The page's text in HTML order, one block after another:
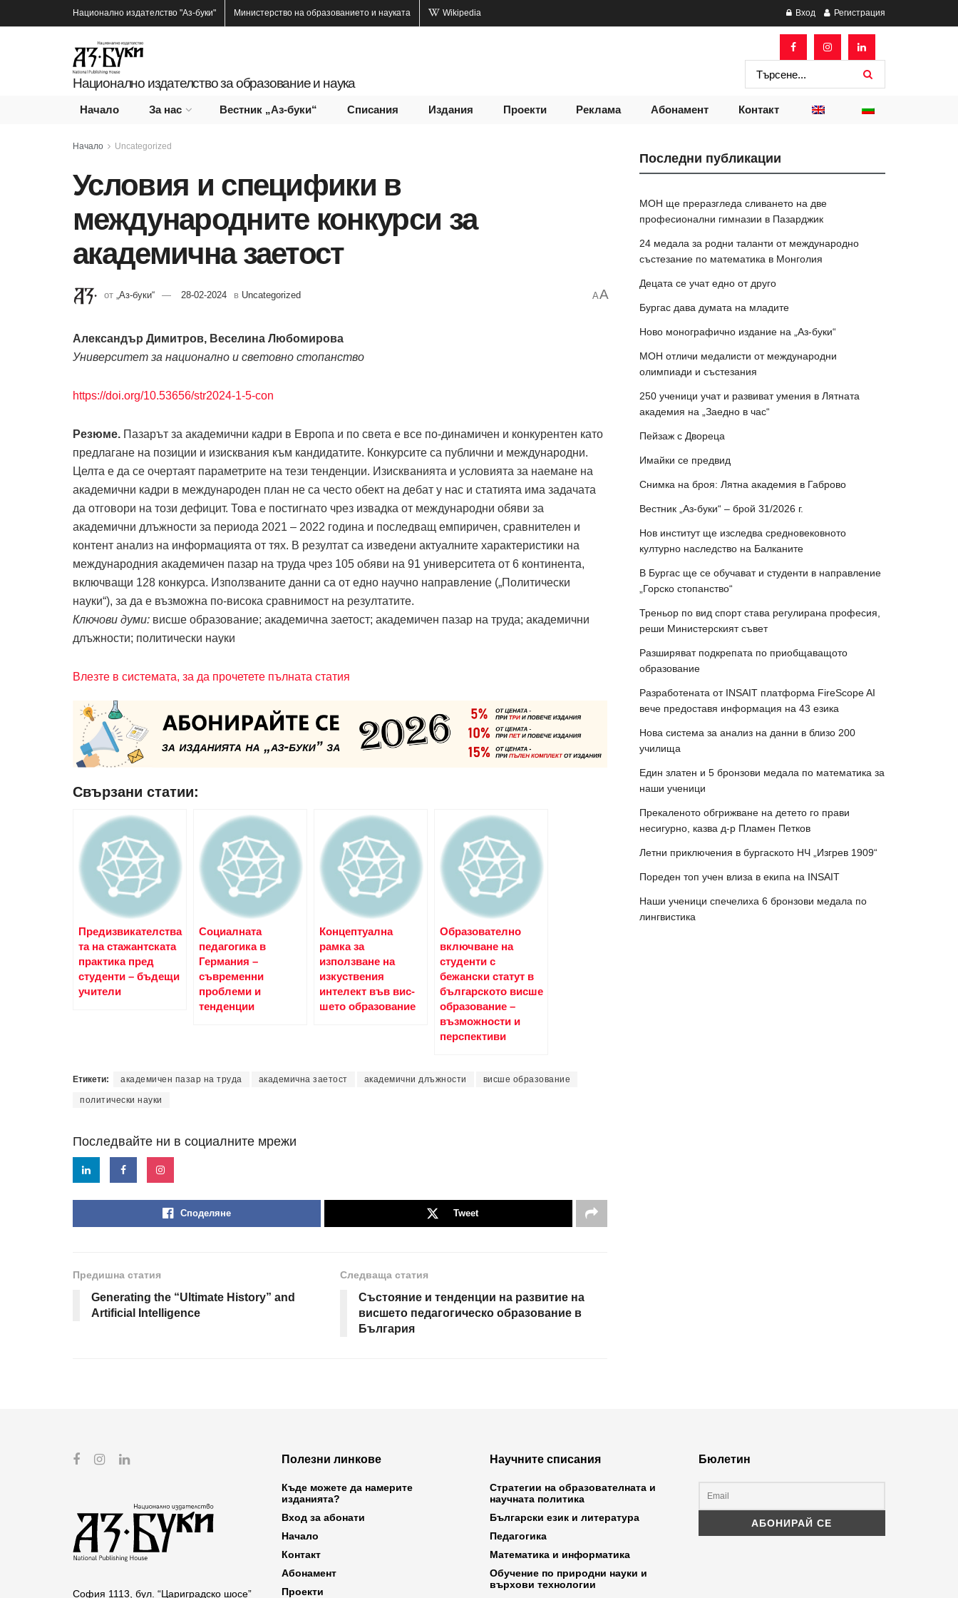
Национално издателство "Аз-буки" Министерство на образованието и науката Wikipedia Вход Регистрация
Национално издателство за образование и наука
Начало За нас Вестник „Аз-буки“ Списания Издания Проекти Реклама Абонамент Контакт
Начало Uncategorized
Условия и специфики в
международните конкурси за
академична заетост
от „Аз-буки“ 28-02-2024 в Uncategorized AA
Александър Димитров, Веселина Любомирова
Университет за национално и световно стопанство
https://doi.org/10.53656/str2024-1-5-con
Резюме. Пазарът за академични кадри в Европа и по света е все по-динамичен и конкурентен като
предлагане на позиции и изисквания към кандидатите. Конкурсите са публични и международни.
Целта е да се очертаят параметрите на тези тенденции. Изискванията и условията за наемане на
академични кадри в международен план не са често обект на дебат у нас и статията има задачата
да отговори на този дефицит. Това е постигнато чрез извадка от международни обяви за
академични длъжности за периода 2021 – 2022 година и последващ емпиричен, сравнителен и
контент анализ на информацията от тях. В резултат са изведени актуалните характеристики на
международния академичен пазар на труда чрез 105 обяви на 91 университета от 6 континента,
включващи 128 конкурса. Използваните данни са от едно научно направление („Политически
науки“), за да е възможна по-висока сравнимост на резултатите.
Ключови думи: висше образование; академична заетост; академичен пазар на труда; академични
длъжности; политически науки
Влезте в системата, за да прочетете пълната статия
Свързани статии:
Предизвикателства
та на стажантската
практика пред
студенти – бъдещи
учители
Социалната
педагогика в
Германия –
съвременни
проблеми и
тенденции
Концептуална
рамка за
използване на
изкуствения
интелект във вис­
шето образование
Образователно
включване на
студенти с
бежански статут в
българското висше
образование –
възможности и
перспективи
Етикети: академичен пазар на труда академична заетост академични длъжности висше образование
политически науки
Последвайте ни в социалните мрежи
Споделяне Tweet
Предишна статия
Generating the “Ultimate History” and
Artificial Intelligence
Следваща статия
Състояние и тенденции на развитие на
висшето педагогическо образование в
България
Последни публикации
МОН ще преразгледа сливането на две
професионални гимназии в Пазарджик
24 медала за родни таланти от международно
състезание по математика в Монголия
Децата се учат едно от друго
Бургас дава думата на младите
Ново монографично издание на „Аз-буки“
МОН отличи медалисти от международни
олимпиади и състезания
250 ученици учат и развиват умения в Лятната
академия на „Заедно в час“
Пейзаж с Двореца
Имайки се предвид
Снимка на броя: Лятна академия в Габрово
Вестник „Аз-буки“ – брой 31/2026 г.
Нов институт ще изследва средновековното
културно наследство на Балканите
В Бургас ще се обучават и студенти в направление
„Горско стопанство“
Треньор по вид спорт става регулирана професия,
реши Министерският съвет
Разширяват подкрепата по приобщаващото
образование
Разработената от INSAIT платформа FireScope AI
вече предоставя информация на 43 езика
Нова система за анализ на данни в близо 200
училища
Един златен и 5 бронзови медала по математика за
наши ученици
Прекаленото обгрижване на детето го прави
несигурно, казва д-р Пламен Петков
Летни приключения в бургаското НЧ „Изгрев 1909“
Пореден топ учен влиза в екипа на INSAIT
Наши ученици спечелиха 6 бронзови медала по
лингвистика
София 1113, бул. “Цариградско шосе”
Полезни линкове
Къде можете да намерите
изданията?
Вход за абонати
Начало
Контакт
Абонамент
Проекти
Научните списания
Стратегии на образователната и
научната политика
Български език и литература
Педагогика
Математика и информатика
Обучение по природни науки и
върхови технологии
Бюлетин